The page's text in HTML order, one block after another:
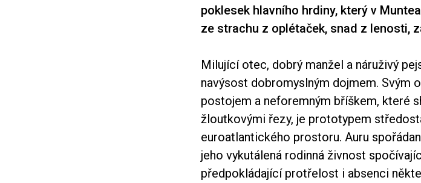
poklesek hlavního hrdiny, který v
ze strachu z oplétaček, snad z lenosti,
Milující otec, dobrý manžel a náruživý
navýsost dobromyslným dojmem. Svým
postojem a neforemným bříškem, které
žloutkovými řezy, je prototypem
euroatlantického prostoru. Auru
jeho vykutálená rodinná živnost
předpokládající protřelost i absenci